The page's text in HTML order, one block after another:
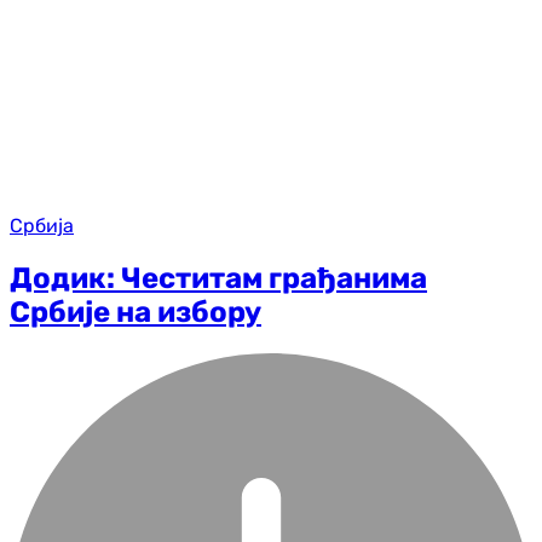
Србија
Додик: Честитам грађанима
Србије на избору